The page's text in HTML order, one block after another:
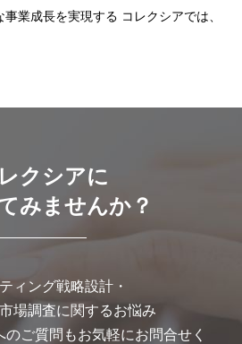
業成長を実現する コレクシアでは、
クシアに
みませんか？
ィング戦略設計・
場調査に関するお悩み
ご質問もお気軽にお問合せく